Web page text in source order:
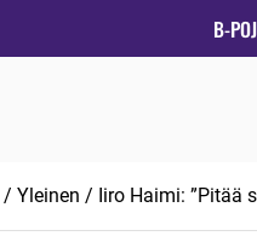
B-
/ Yleinen / Iiro Haimi: ”Pitää